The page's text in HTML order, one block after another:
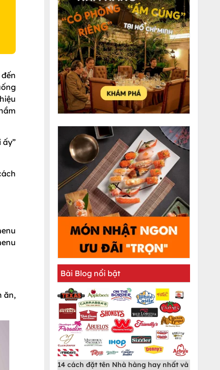
ấy”
ăn,
Bài Blog nổi bật
14 cách đặt tên Nhà hàng hay nhất và